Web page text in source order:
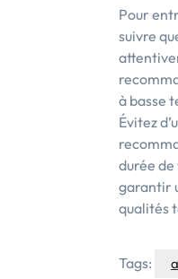
Pour
suivre
à basse
Évitez
durée
garantir
qualités
Tags: